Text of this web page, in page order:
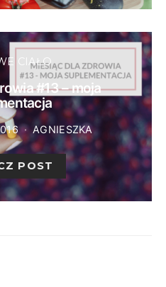
CIAŁO
#13 – moja
AGNIESZKA
POST